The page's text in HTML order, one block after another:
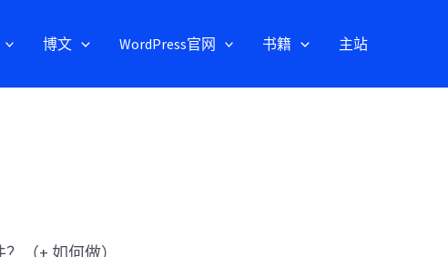
博文 WordPress官网 书籍 主站